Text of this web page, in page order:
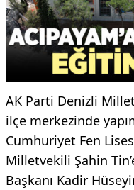
AK Parti Denizli
ilçe merkezinde
Cumhuriyet Fen
Milletvekili Şahin
Başkanı Kadir